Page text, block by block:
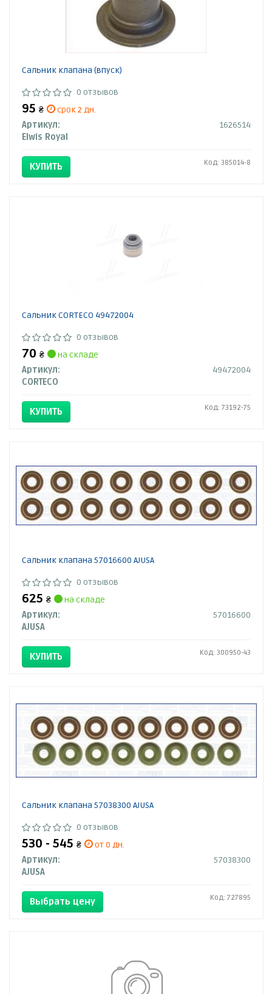
Сальник клапана (впуск)
0 отзывов
95 ₴
срок 2 дн.
Артикул:
1626514
Elwis Royal
КУПИТЬ Код: 385014-8
Сальник CORTECO 49472004
0 отзывов
70 ₴
на складе
Артикул:
49472004
CORTECO
КУПИТЬ Код: 73192-75
Сальник клапана 57016600 AJUSA
0 отзывов
625 ₴
на складе
Артикул:
57016600
AJUSA
КУПИТЬ Код: 300950-43
Сальник клапана 57038300 AJUSA
0 отзывов
530 - 545 ₴
от 0 дн.
Артикул:
57038300
AJUSA
Выбрать цену Код: 727895